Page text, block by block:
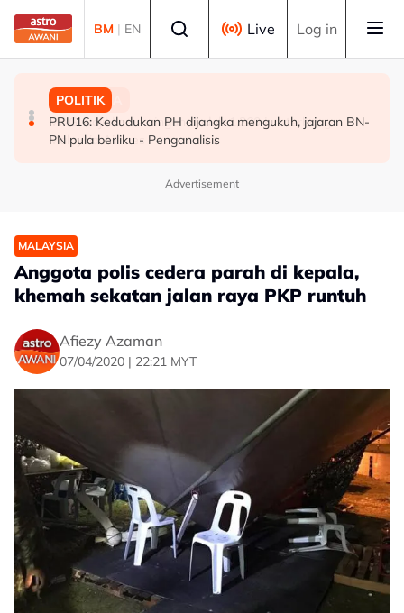
Skip to main content
BM | EN Live Log in
POLITIK
[TERKINI] 10 ADUN BN-PN dilantik Exco, terajui
pentadbiran Negeri Sembilan
MALAYSIA
MAG wajibkan saringan dadah 1,260 juruterbang
Malaysia Airlines
POLITIK
PRU16: Kedudukan PH dijangka mengukuh, jajaran BN-
PN pula berliku - Penganalisis
Advertisement
MALAYSIA
Anggota polis cedera parah di kepala,
khemah sekatan jalan raya PKP runtuh
Afiezy Azaman
07/04/2020 | 22:21 MYT